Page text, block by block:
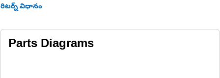
రిటర్న్ విధానం
Parts Diagrams